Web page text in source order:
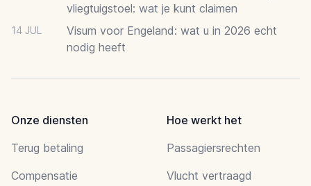
vliegtuigstoel: wat je kunt claimen
14 JUL
Visum voor Engeland: wat u in 2026 echt
nodig heeft
Onze diensten
Terug betaling
Compensatie
Hoe werkt het
Passagiersrechten
Vlucht vertraagd